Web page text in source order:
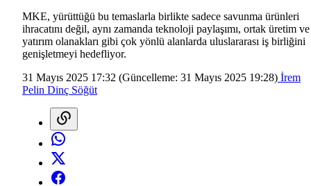
MKE, yürüttüğü bu temaslarla birlikte sadece savunma ürünleri
ihracatını değil, aynı zamanda teknoloji paylaşımı, ortak üretim ve
yatırım olanakları gibi çok yönlü alanlarda uluslararası iş birliğini
genişletmeyi hedefliyor.
31 Mayıs 2025 17:32 (Güncelleme: 31 Mayıs 2025 19:28) İrem
Pelin Dinç Söğüt